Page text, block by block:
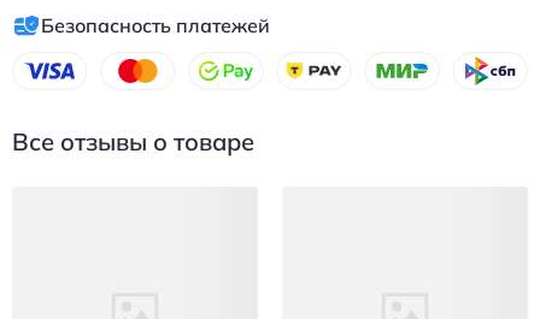
Безопасность платежей
Все отзывы о товаре